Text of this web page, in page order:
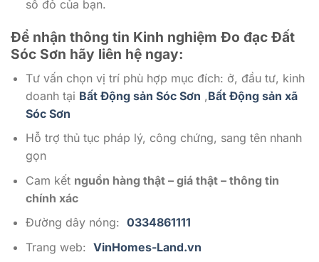
sổ đỏ của bạn.
Để nhận thông tin Kinh nghiệm Đo đạc Đất
Sóc Sơn hãy liên hệ ngay:
Tư vấn chọn vị trí phù hợp mục đích: ở, đầu tư, kinh
doanh tại Bất Động sản Sóc Sơn ,Bất Động sản xã
Sóc Sơn
Hỗ trợ thủ tục pháp lý, công chứng, sang tên nhanh
gọn
Cam kết nguồn hàng thật – giá thật – thông tin
chính xác
Đường dây nóng: 0334861111
Trang web: VinHomes-Land.vn